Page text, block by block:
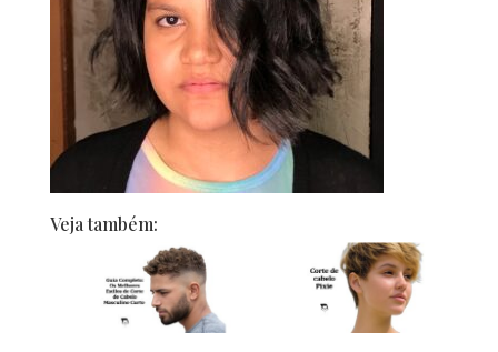
Veja também: